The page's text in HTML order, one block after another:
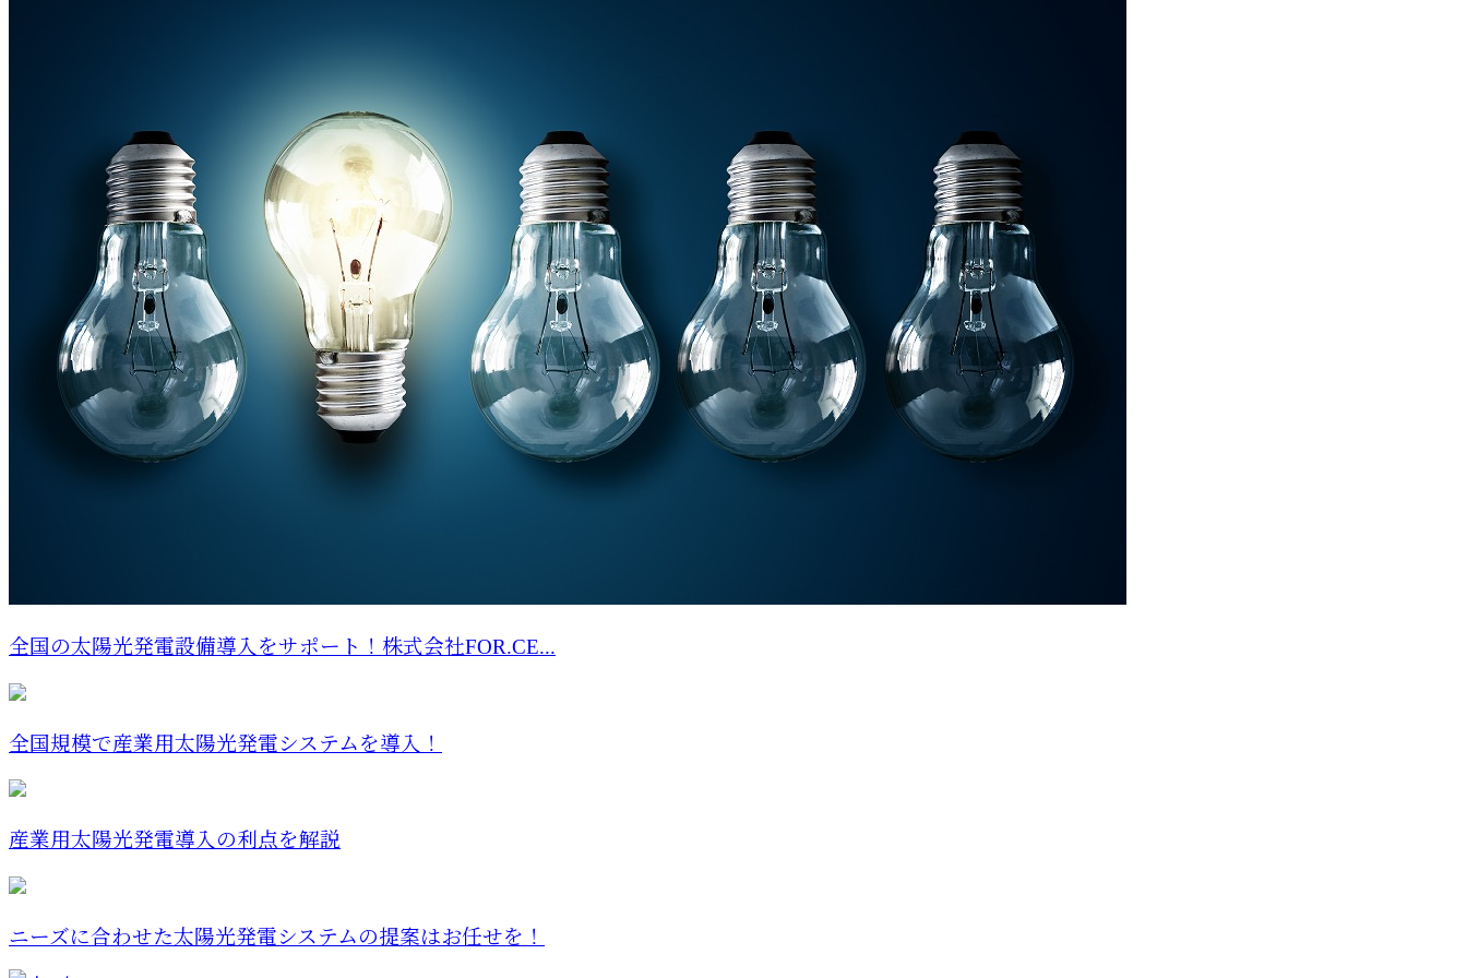
全国の太陽光発電設備導入をサポート！株式会社FOR.CE...
全国規模で産業用太陽光発電システムを導入！
産業用太陽光発電導入の利点を解説
ニーズに合わせた太陽光発電システムの提案はお任せを！